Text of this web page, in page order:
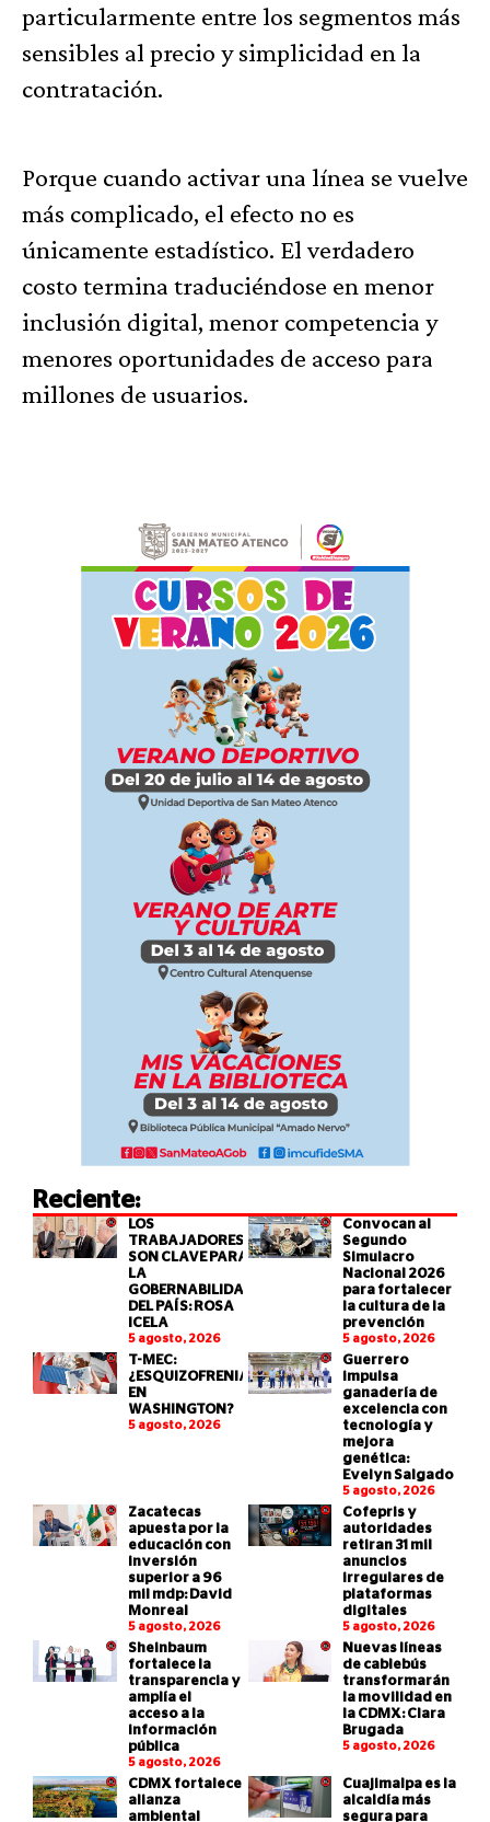
particularmente entre los segmentos más
sensibles al precio y simplicidad en la
contratación.
Porque cuando activar una línea se vuelve
más complicado, el efecto no es
únicamente estadístico. El verdadero
costo termina traduciéndose en menor
inclusión digital, menor competencia y
menores oportunidades de acceso para
millones de usuarios.
Reciente:
LOS
TRABAJADORES
SON CLAVE PARA
LA
GOBERNABILIDAD
DEL PAÍS: ROSA
ICELA
5 agosto, 2026
Convocan al
Segundo
Simulacro
Nacional 2026
para fortalecer
la cultura de la
prevención
5 agosto, 2026
T-MEC:
¿ESQUIZOFRENIA
EN
WASHINGTON?
5 agosto, 2026
Guerrero
impulsa
ganadería de
excelencia con
tecnología y
mejora
genética:
Evelyn Salgado
5 agosto, 2026
Zacatecas
apuesta por la
educación con
inversión
superior a 96
mil mdp: David
Monreal
5 agosto, 2026
Cofepris y
autoridades
retiran 31 mil
anuncios
irregulares de
plataformas
digitales
5 agosto, 2026
Sheinbaum
fortalece la
transparencia y
amplía el
acceso a la
información
pública
5 agosto, 2026
Nuevas líneas
de cablebús
transformarán
la movilidad en
la CDMX: Clara
Brugada
5 agosto, 2026
CDMX fortalece
alianza
ambiental
Cuajimalpa es la
alcaldía más
segura para